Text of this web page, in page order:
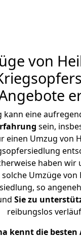
von
kann eine
sein,
einen Umzug von
haben wir
Umzüge
so
Sie zu
reibungslos
kennt die besten